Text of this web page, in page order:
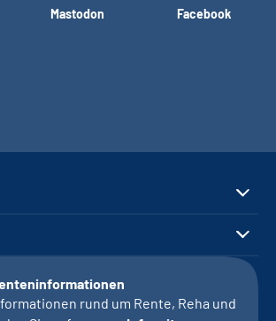
Mastodon Facebook
rund um Rente, Reha und